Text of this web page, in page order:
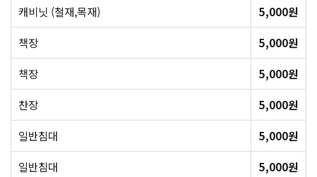
캐비닛 (철재,목재)
5,000원
책장
5,000원
책장
5,000원
찬장
5,000원
일반침대
5,000원
일반침대
5,000원